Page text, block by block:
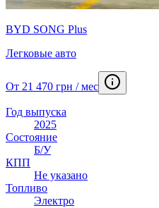
BYD SONG Plus
Легковые авто
От 21 470 грн / мес
Год выпуска
2025
Состояние
Б/У
КПП
Не указано
Топливо
Электро